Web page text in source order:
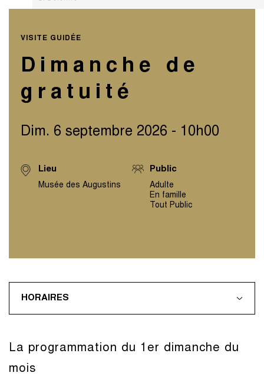
Dimanche de
gratuité
VISITE GUIDÉE
Dim. 6 septembre 2026 - 10h00
Lieu
Musée des Augustins
Public
Adulte
En famille
Tout Public
HORAIRES
La programmation du 1er dimanche du
mois